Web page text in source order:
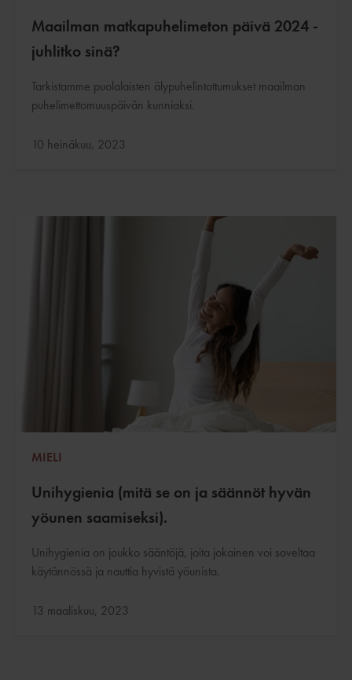
Maailman matkapuhelimeton päivä 2024 -
juhlitko sinä?
Tarkistamme puolalaisten älypuhelintottumukset maailman
puhelimettomuuspäivän kunniaksi.
Päivitetty:
10 heinäkuu, 2023
MIELI
Unihygienia (mitä se on ja säännöt hyvän
yöunen saamiseksi).
Unihygienia on joukko sääntöjä, joita jokainen voi soveltaa
käytännössä ja nauttia hyvistä yöunista.
Päivitetty:
13 maaliskuu, 2023